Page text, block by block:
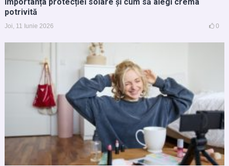
potrivită
Joi, 11 Iunie 2026 0